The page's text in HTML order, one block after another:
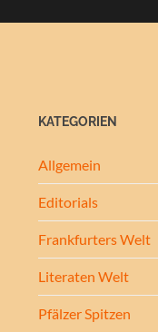
KATEGORIEN
Allgemein
Editorials
Frankfurters Welt
Literaten Welt
Pfälzer Spitzen